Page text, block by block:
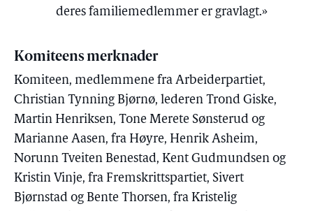
deres familiemedlemmer er gravlagt.»
Komiteens merknader
Komiteen, medlemmene fra Arbeiderpartiet,
Christian Tynning Bjørnø, lederen Trond Giske,
Martin Henriksen, Tone Merete Sønsterud og
Marianne Aasen, fra Høyre, Henrik Asheim,
Norunn Tveiten Benestad, Kent Gudmundsen og
Kristin Vinje, fra Fremskrittspartiet, Sivert
Bjørnstad og Bente Thorsen, fra Kristelig